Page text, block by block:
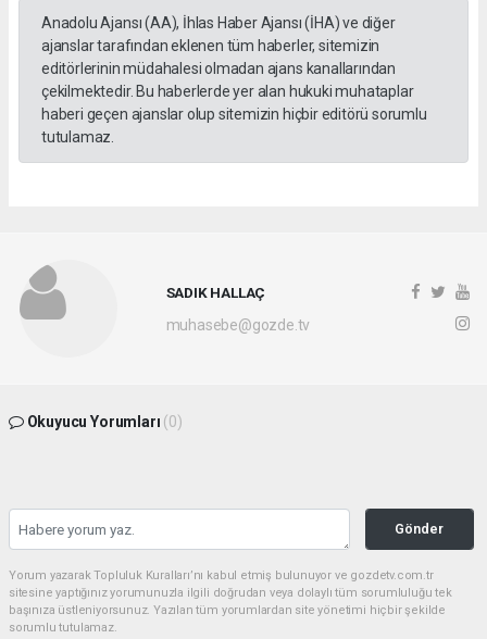
Anadolu Ajansı (AA), İhlas Haber Ajansı (İHA) ve diğer
ajanslar tarafından eklenen tüm haberler, sitemizin
editörlerinin müdahalesi olmadan ajans kanallarından
çekilmektedir. Bu haberlerde yer alan hukuki muhataplar
haberi geçen ajanslar olup sitemizin hiçbir editörü sorumlu
tutulamaz.
SADIK HALLAÇ
muhasebe@gozde.tv
Okuyucu Yorumları (0)
Gönder
Yorum yazarak Topluluk Kuralları’nı kabul etmiş bulunuyor ve gozdetv.com.tr
sitesine yaptığınız yorumunuzla ilgili doğrudan veya dolaylı tüm sorumluluğu tek
başınıza üstleniyorsunuz. Yazılan tüm yorumlardan site yönetimi hiçbir şekilde
sorumlu tutulamaz.